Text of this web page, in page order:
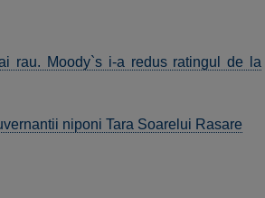
rau. Moody`s i-a redus ratingul de la
niponi Tara Soarelui Rasare